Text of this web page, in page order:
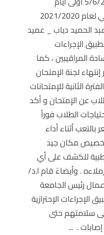
إمتحانات الفصل الدراسي الثاني لعام 2021/2020
الحميد دياب _ عميد
الإجراءات
المراقيبين ، كما
لجنة الإمتحان
الثانية للإمتحانات
عن الإمتحان و أكد
الطلاب فوراًَ
أثناء أداء
مكان جيد
للكشف على أي
. وأيضاءً قام ا.د/
رئيس الجامعة
الإجراءات الإحترازية
سلامتهم حتى
. ...